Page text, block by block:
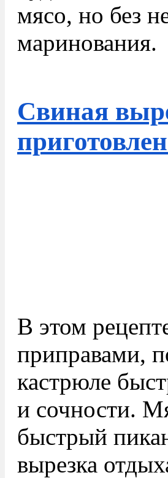
мясо, но без
маринования.
Свиная
В этом
приправами,
кастрюле
и сочности.
быстрый
вырезка